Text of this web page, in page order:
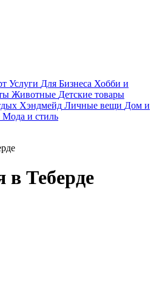
Услуги Для Бизнеса Хобби и
Животные Детские товары
Хэндмейд Личные вещи Дом и
Мода и стиль
в Теберде